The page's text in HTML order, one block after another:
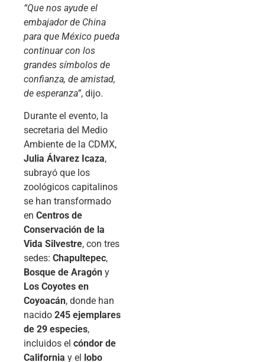
“Que nos ayude el
embajador de China
para que México pueda
continuar con los
grandes símbolos de
confianza, de amistad,
de esperanza”, dijo.
Durante el evento, la
secretaria del Medio
Ambiente de la CDMX,
Julia Álvarez Icaza,
subrayó que los
zoológicos capitalinos
se han transformado
en Centros de
Conservación de la
Vida Silvestre, con tres
sedes: Chapultepec,
Bosque de Aragón y
Los Coyotes en
Coyoacán, donde han
nacido 245 ejemplares
de 29 especies,
incluidos el cóndor de
California y el lobo